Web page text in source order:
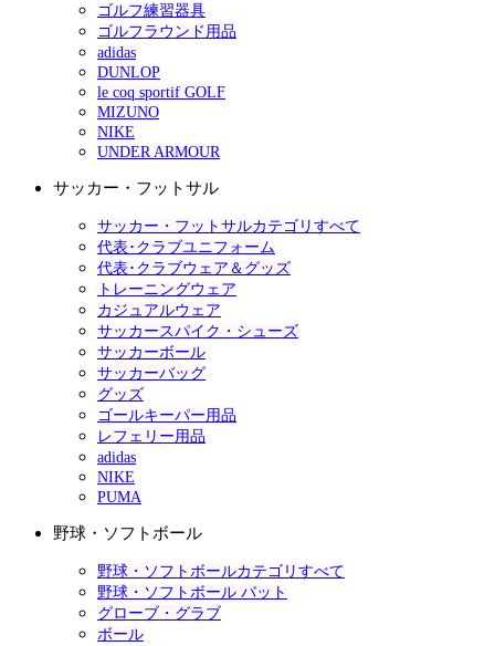
ゴルフ練習器具
ゴルフラウンド用品
adidas
DUNLOP
le coq sportif GOLF
MIZUNO
NIKE
UNDER ARMOUR
サッカー・フットサル
サッカー・フットサルカテゴリすべて
代表･クラブユニフォーム
代表･クラブウェア＆グッズ
トレーニングウェア
カジュアルウェア
サッカースパイク・シューズ
サッカーボール
サッカーバッグ
グッズ
ゴールキーパー用品
レフェリー用品
adidas
NIKE
PUMA
野球・ソフトボール
野球・ソフトボールカテゴリすべて
野球・ソフトボール バット
グローブ・グラブ
ボール